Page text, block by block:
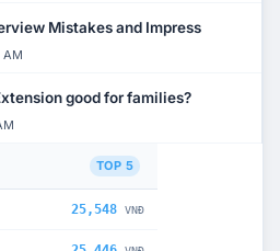
Mistakes and Impress
AM
good for families?
TOP 5
25,548 VNĐ